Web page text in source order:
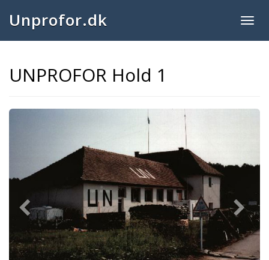
Unprofor.dk
UNPROFOR Hold 1
Previous